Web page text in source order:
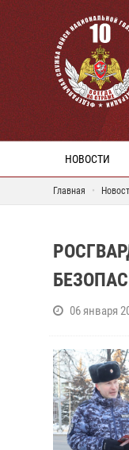
НОВОСТИ
Главная
06 января